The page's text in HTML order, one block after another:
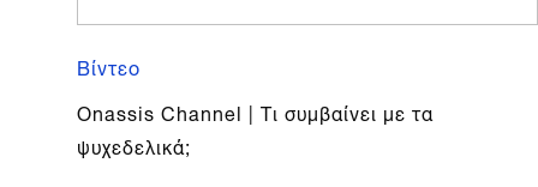
Βίντεο
Onassis Channel | Τι συμβαίνει με τα
ψυχεδελικά;